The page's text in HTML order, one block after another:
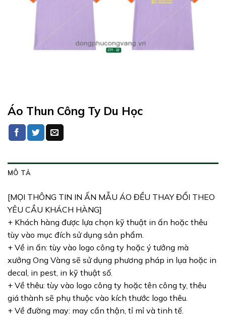
Áo Thun Công Ty Du Học
MÔ TẢ
[MỌI THÔNG TIN IN ẤN MẪU ÁO ĐỀU THAY ĐỔI THEO
YÊU CẦU KHÁCH HÀNG]
+ Khách hàng được lựa chọn kỹ thuật in ấn hoặc thêu
tùy vào mục đích sử dụng sản phẩm.
+ Về in ấn: tùy vào logo công ty hoặc ý tưởng mà
xưởng Ong Vàng sẽ sử dụng phương pháp in lụa hoặc in
decal, in pest, in kỹ thuật số.
+ Về thêu: tùy vào logo công ty hoặc tên công ty, thêu
giá thành sẽ phụ thuộc vào kích thước logo thêu.
+ Về đường may: may cẩn thận, tỉ mỉ và tinh tế.